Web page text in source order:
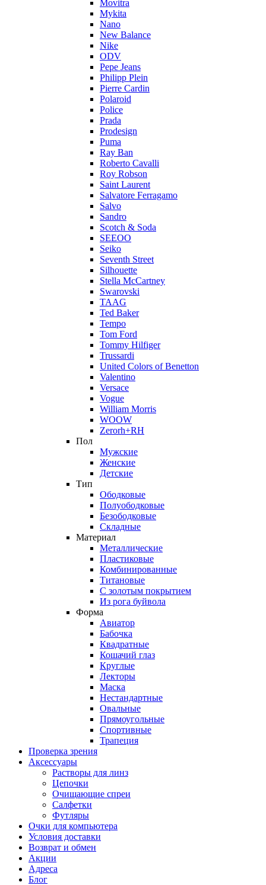
Movitra
Mykita
Nano
New Balance
Nike
ODV
Pepe Jeans
Philipp Plein
Pierre Cardin
Polaroid
Police
Prada
Prodesign
Puma
Ray Ban
Roberto Cavalli
Roy Robson
Saint Laurent
Salvatore Ferragamo
Salvo
Sandro
Scotch & Soda
SEEOO
Seiko
Seventh Street
Silhouette
Stella McCartney
Swarovski
TAAG
Ted Baker
Tempo
Tom Ford
Tommy Hilfiger
Trussardi
United Colors of Benetton
Valentino
Versace
Vogue
William Morris
WOOW
Zerorh+RH
Пол
Мужские
Женские
Детские
Тип
Ободковые
Полуободковые
Безободковые
Складные
Материал
Металлические
Пластиковые
Комбинированные
Титановые
С золотым покрытием
Из рога буйвола
Форма
Авиатор
Бабочка
Квадратные
Кошачий глаз
Круглые
Лекторы
Маска
Нестандартные
Овальные
Прямоугольные
Спортивные
Трапеция
Проверка зрения
Аксессуары
Растворы для линз
Цепочки
Очищающие спреи
Салфетки
Футляры
Очки для компьютера
Условия доставки
Возврат и обмен
Акции
Адреса
Блог